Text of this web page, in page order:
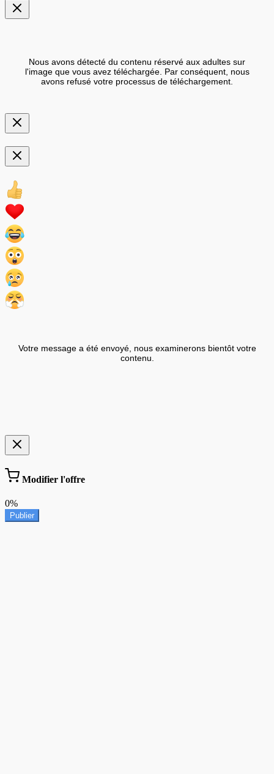
Nous avons détecté du contenu réservé aux adultes sur
l'image que vous avez téléchargée. Par conséquent, nous
avons refusé votre processus de téléchargement.
Votre message a été envoyé, nous examinerons bientôt votre
contenu.
Modifier l'offre
0%
Publier